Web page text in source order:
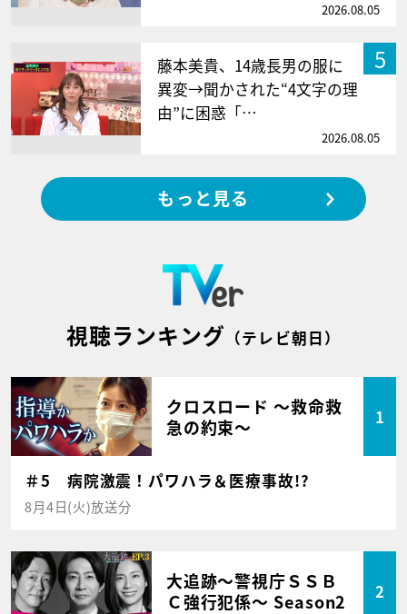
2026.08.05
5
藤本美貴、14歳長男の服に
異変→聞かされた“4文字の理
由”に困惑「…
2026.08.05
もっと見る
視聴ランキング （テレビ朝日）
クロスロード ～救命救
急の約束～
1
＃5 病院激震！パワハラ＆医療事故!?
8月4日(火)放送分
大追跡～警視庁ＳＳＢ
Ｃ強行犯係～ Season2
2